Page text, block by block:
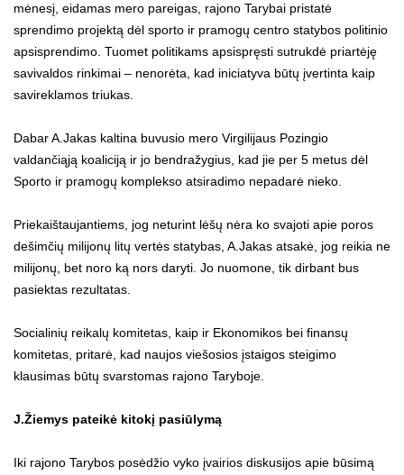
mėnesį, eidamas mero pareigas, rajono Tarybai pristatė
sprendimo projektą dėl sporto ir pramogų centro statybos politinio
apsisprendimo. Tuomet politikams apsispręsti sutrukdė priartėję
savivaldos rinkimai – nenorėta, kad iniciatyva būtų įvertinta kaip
savireklamos triukas.
Dabar A.Jakas kaltina buvusio mero Virgilijaus Pozingio
valdančiąją koaliciją ir jo bendražygius, kad jie per 5 metus dėl
Sporto ir pramogų komplekso atsiradimo nepadarė nieko.
Priekaištaujantiems, jog neturint lėšų nėra ko svajoti apie poros
dešimčių milijonų litų vertės statybas, A.Jakas atsakė, jog reikia ne
milijonų, bet noro ką nors daryti. Jo nuomone, tik dirbant bus
pasiektas rezultatas.
Socialinių reikalų komitetas, kaip ir Ekonomikos bei finansų
komitetas, pritarė, kad naujos viešosios įstaigos steigimo
klausimas būtų svarstomas rajono Taryboje.
J.Žiemys pateikė kitokį pasiūlymą
Iki rajono Tarybos posėdžio vyko įvairios diskusijos apie būsimą